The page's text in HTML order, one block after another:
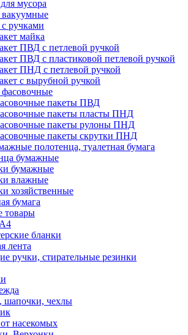
мусора
ручками
майка
ПВД с петлевой ручкой
ПВД с пластиковой петлевой ручкой
ПНД с петлевой ручкой
с вырубной ручкой
пакеты ПВД
пакеты пласты ПНД
пакеты рулоны ПНД
пакеты скрутки ПНД
полотенца, туалетная бумага
бумажные
бумажные
влажные
хозяйственные
бумага
товары
бланки
лента
ручки, стирательные резинки
шапочки, чехлы
насекомых